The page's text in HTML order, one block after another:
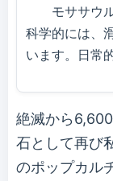
モササウ
科学的には、
います。日常
絶滅から
石として再び
のポップカル